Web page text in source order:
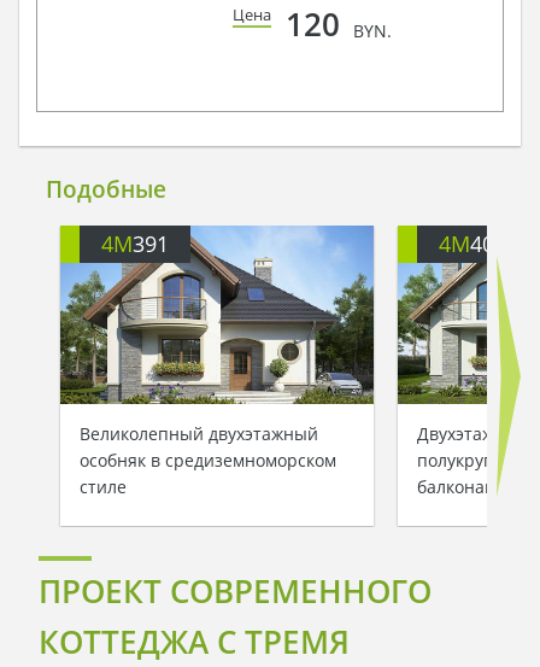
Цена 120 BYN.
Подобные
4M391
Великолепный двухэтажный
особняк в средиземноморском
стиле
4M401
Двухэтажный
балконами
ПРОЕКТ СОВРЕМЕННОГО
КОТТЕДЖА С ТРЕМЯ